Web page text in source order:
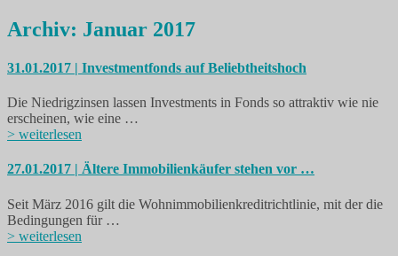
Archiv: Januar 2017
31.01.2017 | Investmentfonds auf Beliebtheitshoch
Die Niedrigzinsen lassen Investments in Fonds so attraktiv wie nie
erscheinen, wie eine …
> weiterlesen
27.01.2017 | Ältere Immobilienkäufer stehen vor …
Seit März 2016 gilt die Wohnimmobilienkreditrichtlinie, mit der die
Bedingungen für …
> weiterlesen